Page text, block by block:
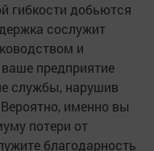
гибкости добьются
сослужит
и
предприятие
службы, нарушив
именно вы
потери от
благодарность